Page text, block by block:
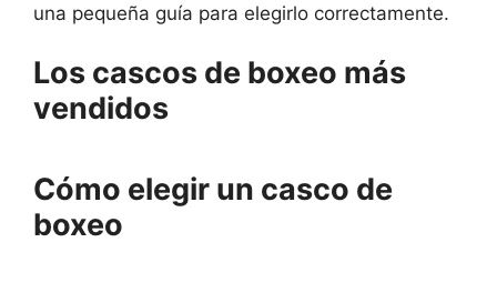
una pequeña guía para elegirlo correctamente.
Los cascos de boxeo más
vendidos
Cómo elegir un casco de
boxeo